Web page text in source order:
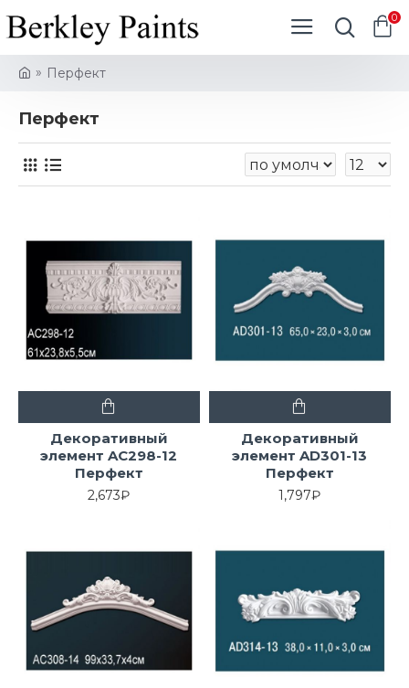
0
Перфект
Перфект
Декоративный
элемент AC298-12
Перфект
2,673₽
Декоративный
элемент AD301-13
Перфект
1,797₽